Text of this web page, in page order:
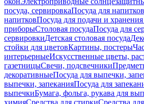
посуда, сервировкаПосуда для напитков
напитковПосуда для подачи и
приборыСтоловая посудаПосуда для
сервировкиДетская столовая посуда
стойки для цветовКартины, постеры
интерьерныеИскусственные цветы,
газетницыСвечи, подсвечники
декоративныеПосуда для выпечки,
выпечки, запеканияПосуда для
выпечкиБумага, фольга, рукава для
химияСредства для стиркиСредства